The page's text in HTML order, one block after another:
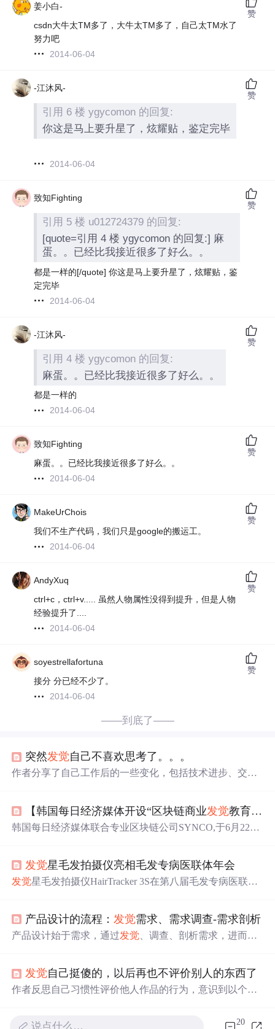
姜小白-
csdn大牛太TM多了，大牛太TM多了，自己太TM水了
努力吧
2014-06-04
赞
-江沐风-
引用 6 楼 ygycomon 的回复:
你这是马上要升星了，炫耀贴，鉴定完毕
2014-06-04
赞
致知Fighting
引用 5 楼 u012724379 的回复:
[quote=引用 4 楼 ygycomon 的回复:] 麻
蛋。。已经比我接近很多了好么。。
都是一样的[/quote]你这是马上要升星了，炫耀贴，鉴
定完毕
2014-06-04
赞
-江沐风-
引用 4 楼 ygycomon 的回复:
麻蛋。。已经比我接近很多了好么。。
都是一样的
2014-06-04
赞
致知Fighting
麻蛋。。已经比我接近很多了好么。。
2014-06-04
赞
MakeUrChois
我们不生产代码，我们只是google的搬运工。
2014-06-04
赞
AndyXuq
ctrl+c，ctrl+v..... 虽然人物属性没得到提升，但是人物
经验提升了....
2014-06-04
赞
soyestrellafortuna
接分 分已经不少了。
2014-06-04
赞
——到底了——
突然发觉自己不喜欢思考了。。。
作者分享了自己工作后的一些变化，包括技术进步、交流
理障碍。【韩国每日经济媒体开设“区块链商业发觉教育课”】
韩国每日经济媒体联合专业区块链公司SYNCO,于6月22日
发觉星毛发拍摄仪亮相毛发专病医联体年会
发觉星毛发拍摄仪HairTracker 3S在第八届毛发专病医联体
成，提升诊疗一致性、可追溯性与随访对比效率，支撑毛
发诊疗数字化与标准化建设。
产品设计的流程： 发觉需求、需求调查-需求剖析
产品设计始于需求，通过发觉 、调查、剖析需求，进而进
要性，为后续产品开发奠定基础。
发觉自己挺傻的，以后再也不评价别人的东西了
作者反思自己习惯性评价他人作品的行为，意识到以个人
说点什么… 20